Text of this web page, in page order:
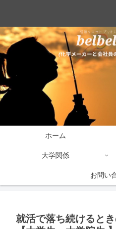
ホーム
大学関係
お問い
就活で落ち続けると